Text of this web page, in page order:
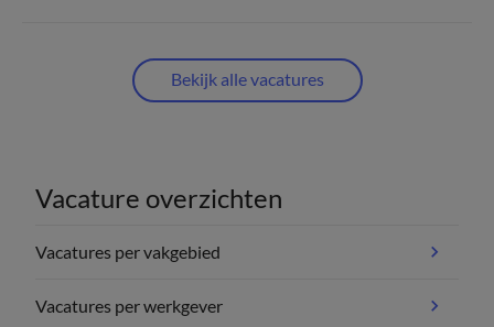
Bekijk alle vacatures
Vacature overzichten
Vacatures per vakgebied
Vacatures per werkgever